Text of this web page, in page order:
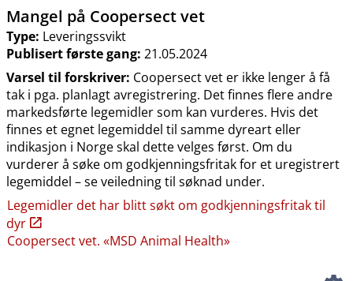
Mangel på Coopersect vet
Type: Leveringssvikt
Publisert første gang: 21.05.2024
Varsel til forskriver: Coopersect vet er ikke lenger å få
tak i pga. planlagt avregistrering. Det finnes flere andre
markedsførte legemidler som kan vurderes. Hvis det
finnes et egnet legemiddel til samme dyreart eller
indikasjon i Norge skal dette velges først. Om du
vurderer å søke om godkjenningsfritak for et uregistrert
legemiddel – se veiledning til søknad under.
Legemidler det har blitt søkt om godkjenningsfritak til
dyr
Coopersect vet. «MSD Animal Health»